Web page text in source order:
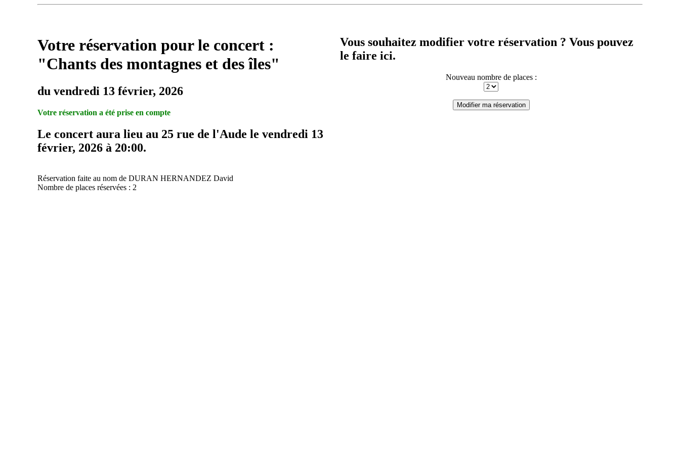
Votre réservation pour le concert :
"Chants des montagnes et des îles"
du vendredi 13 février, 2026
Votre réservation a été prise en compte
Le concert aura lieu au 25 rue de l'Aude le vendredi 13
février, 2026 à 20:00.
Réservation faite au nom de DURAN HERNANDEZ David
Nombre de places réservées : 2
Vous souhaitez modifier votre réservation ? Vous pouvez
le faire ici.
Nouveau nombre de places :